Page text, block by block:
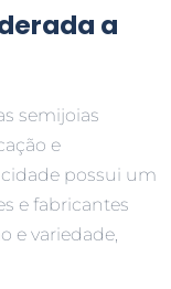
a
semijoias
e
possui um
e fabricantes
e variedade,